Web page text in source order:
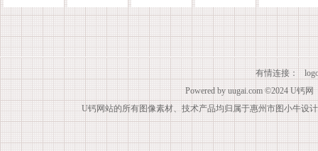
有情连接：
Powered by uugai.com ©2024 U钙网
U钙网站的所有图像素材、技术产品均归属于惠州市图小牛设